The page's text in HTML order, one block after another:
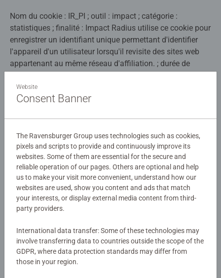
Nom du cookie : IR_PI ; outil : impact ; catégorie :
statistiques ; finalité : Impact Radius utilise ce cookie pour
enregistrer un identifiant unique permettant d'identifier
l'appareil d'un utilisateur lorsqu'il revisite des sites web
appartenant au même réseau d'affiliation. ; durée de
Nom du cookie : tc_cj_v2_cmp ; outil : Commanders Act
Statistiques ; Finalité : TagCommander utilise ce cookie
pour collecter des données sur le comportement et
l'interaction des utilisateurs afin d'optimiser le site web et
de rendre la publicité sur le site plus pertinente. ; Durée de
conservation : 1 an
Nom du cookie : tc_cj_v2_med ; Outil : Commanders Act ;
Finalité : TagCommander utilise ce cookie pour
enregistrer le parcours client à des fins de déduplication
des tags. ; Durée de conservation : 1 an ; Nom du cookie :
Website
Consent Banner
The Ravensburger Group uses technologies such as cookies,
pixels and scripts to provide and continuously improve its
websites. Some of them are essential for the secure and
reliable operation of our pages. Others are optional and help
us to make your visit more convenient, understand how our
websites are used, show you content and ads that match
your interests, or display external media content from third-
party providers.
International data transfer: Some of these technologies may
involve transferring data to countries outside the scope of the
GDPR, where data protection standards may differ from
those in your region.